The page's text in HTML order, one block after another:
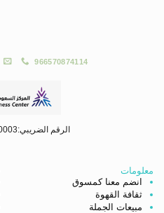
966570874114
الرقم الضريبي:312714252800003
معلومات
انضم معنا كمسوق
ثقافة القهوة
مبيعات الجملة